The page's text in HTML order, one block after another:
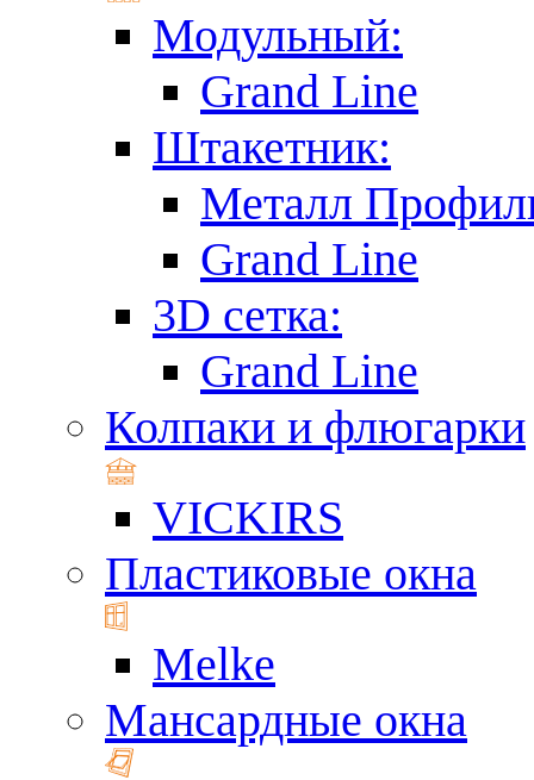
Модульный:
Grand Line
Штакетник:
Металл
Grand Line
3D сетка:
Grand Line
Колпаки и флюгарки
VICKIRS
Пластиковые окна
Melke
Мансардные окна